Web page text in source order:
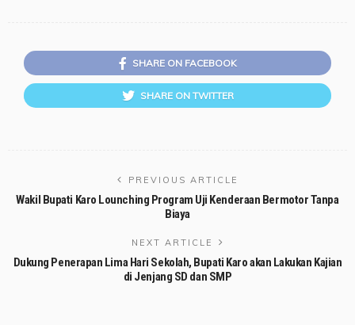
SHARE ON FACEBOOK
SHARE ON TWITTER
PREVIOUS ARTICLE
Wakil Bupati Karo Lounching Program Uji Kenderaan Bermotor Tanpa
Biaya
NEXT ARTICLE
Dukung Penerapan Lima Hari Sekolah, Bupati Karo akan Lakukan Kajian
di Jenjang SD dan SMP